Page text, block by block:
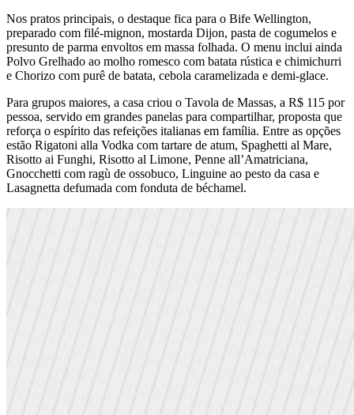
Nos pratos principais, o destaque fica para o Bife Wellington,
preparado com filé-mignon, mostarda Dijon, pasta de cogumelos e
presunto de parma envoltos em massa folhada. O menu inclui ainda
Polvo Grelhado ao molho romesco com batata rústica e chimichurri
e Chorizo com purê de batata, cebola caramelizada e demi-glace.
Para grupos maiores, a casa criou o Tavola de Massas, a R$ 115 por
pessoa, servido em grandes panelas para compartilhar, proposta que
reforça o espírito das refeições italianas em família. Entre as opções
estão Rigatoni alla Vodka com tartare de atum, Spaghetti al Mare,
Risotto ai Funghi, Risotto al Limone, Penne all’Amatriciana,
Gnocchetti com ragù de ossobuco, Linguine ao pesto da casa e
Lasagnetta defumada com fonduta de béchamel.